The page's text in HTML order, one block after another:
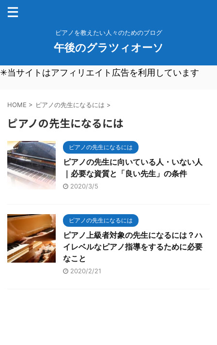
ピアノを教えたい人々のためのブログ
午後のグラツィオーソ
✳︎当サイトはアフィリエイト広告を利用しています
HOME > ピアノの先生になるには >
ピアノの先生になるには
ピアノの先生になるには
ピアノの先生に向いている人・いない人
｜必要な資質と「良い先生」の条件
2020/3/5
ピアノの先生になるには
ピアノ上級者対象の先生になるには？ハ
イレベルなピアノ指導をするために必要
なこと
2020/2/21